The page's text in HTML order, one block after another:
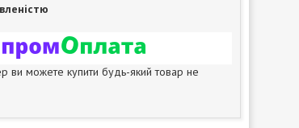
ви можете купити будь-який товар не